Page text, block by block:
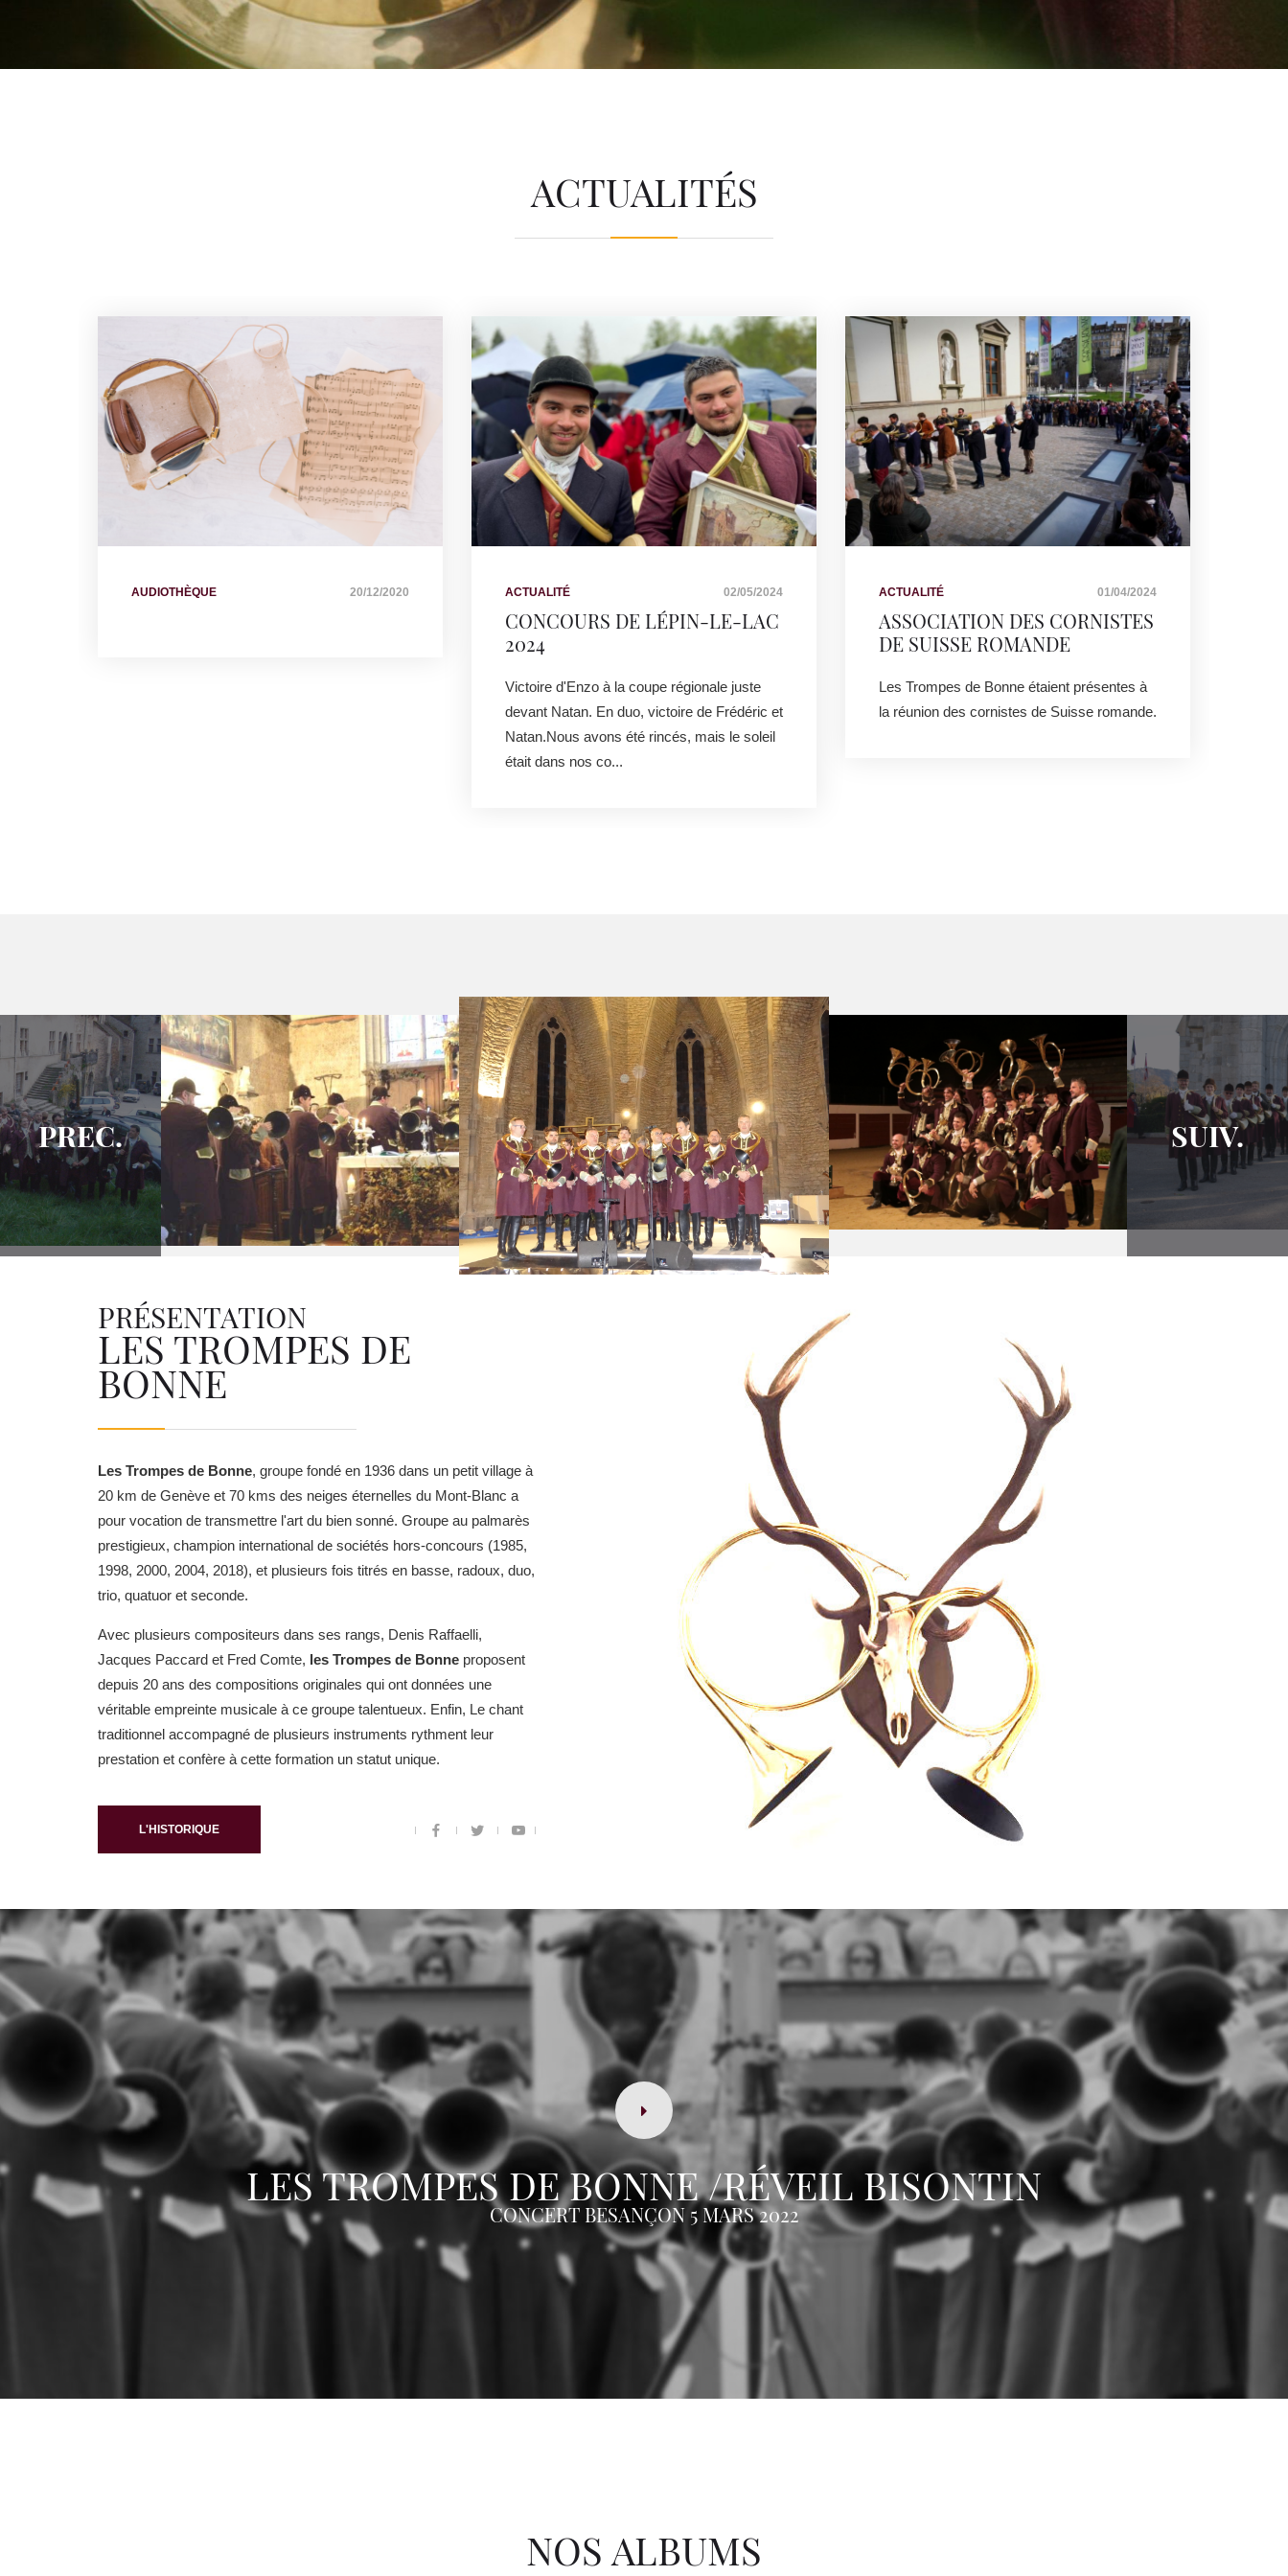
ACTUALITÉS
AUDIOTHÈQUE 20/12/2020 ACTUALITÉ 02/05/2024
CONCOURS DE LÉPIN-LE-LAC
2024
Victoire d'Enzo à la coupe régionale juste
devant Natan. En duo, victoire de Frédéric et
Natan.Nous avons été rincés, mais le soleil
était dans nos co...
ACTUALITÉ 01/04/2024
ASSOCIATION DES CORNISTES
DE SUISSE ROMANDE
Les Trompes de Bonne étaient présentes à
la réunion des cornistes de Suisse romande.
PREC. SUIV.
PRÉSENTATION
LES TROMPES DE
BONNE
Les Trompes de Bonne, groupe fondé en 1936 dans un petit village à
20 km de Genève et 70 kms des neiges éternelles du Mont-Blanc a
pour vocation de transmettre l'art du bien sonné. Groupe au palmarès
prestigieux, champion international de sociétés hors-concours (1985,
1998, 2000, 2004, 2018), et plusieurs fois titrés en basse, radoux, duo,
trio, quatuor et seconde.
Avec plusieurs compositeurs dans ses rangs, Denis Raffaelli,
Jacques Paccard et Fred Comte, les Trompes de Bonneproposent
depuis 20 ans des compositions originales qui ont données une
véritable empreinte musicale à ce groupe talentueux. Enfin, Le chant
traditionnel accompagné de plusieurs instruments rythment leur
prestation et confère à cette formation un statut unique.
L'HISTORIQUE
LES TROMPES DE BONNE /RÉVEIL BISONTIN
CONCERT BESANÇON 5 MARS 2022
NOS ALBUMS